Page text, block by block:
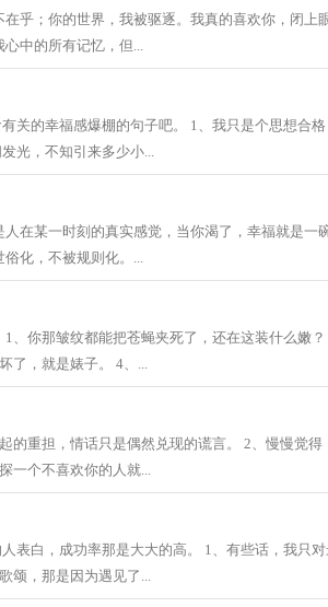
乎；你的世界，我被驱逐。我真的喜欢你，闭上
中的所有记忆，但...
关的幸福感爆棚的句子吧。 1、我只是个思想合
光，不知引来多少小...
在某一时刻的真实感觉，当你渴了，幸福就是一
化，不被规则化。...
、你那皱纹都能把苍蝇夹死了，还在这装什么嫩
了，就是婊子。 4、...
的重担，情话只是偶然兑现的谎言。 2、慢慢觉
一个不喜欢你的人就...
表白，成功率那是大大的高。 1、有些话，我只
颂，那是因为遇见了...